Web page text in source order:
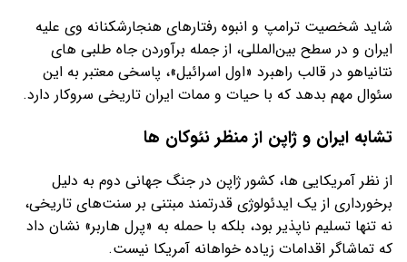
شاید شخصیت ترامپ و انبوه رفتارهای هنجارشکنانه وی علیه
ایران و در سطح بین‌المللی، از جمله برآوردن جاه طلبی های
نتانیاهو در قالب راهبرد «اول اسرائیل»، پاسخی معتبر به این
سئوال مهم بدهد که با حیات و ممات ایران تاریخی سروکار دارد.
تشابه ایران و ژاپن از منظر نئوکان ها
از نظر آمریکایی ها، کشور ژاپن در جنگ جهانی دوم به دلیل
برخورداری از یک ایدئولوژی قدرتمند مبتنی بر سنت‌های تاریخی،
نه تنها تسلیم ناپذیر بود، بلکه با حمله به «پرل هاربر» نشان داد
که تماشاگر اقدامات زیاده خواهانه آمریکا نیست.